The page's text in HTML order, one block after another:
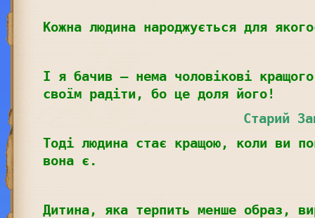
Кожна людина народжується для
І я бачив – нема чоловікові
своїм радіти, бо це доля його!
Старий
Тоді людина стає кращою, коли ви
вона є.
Дитина, яка терпить менше образ,